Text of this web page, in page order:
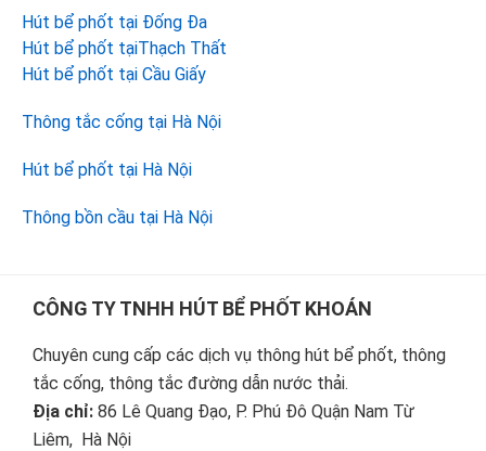
Hút bể phốt tại Đống Đa
Hút bể phốt tạiThạch Thất
Hút bể phốt tại Cầu Giấy
Thông tắc cống tại Hà Nội
Hút bể phốt tại Hà Nội
Thông bồn cầu tại Hà Nội
Footer
CÔNG TY TNHH HÚT BỂ PHỐT KHOÁN
Chuyên cung cấp các dịch vụ thông hút bể phốt, thông
tắc cống, thông tắc đường dẫn nước thải.
Địa chỉ: 86 Lê Quang Đạo, P. Phú Đô Quận Nam Từ
Liêm, Hà Nội